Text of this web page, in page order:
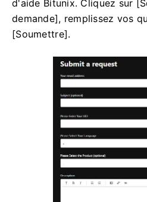
d'aide Bitunix. Cliquez sur
demande], remplissez vos
[Soumettre].